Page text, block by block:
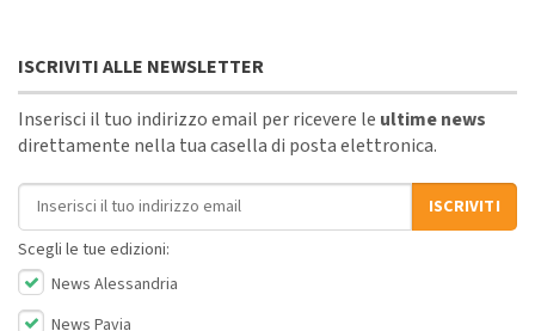
ISCRIVITI ALLE NEWSLETTER
Inserisci il tuo indirizzo email per ricevere le ultime news
direttamente nella tua casella di posta elettronica.
Indirizzo email
ISCRIVITI
Scegli le tue edizioni:
News Alessandria
News Pavia